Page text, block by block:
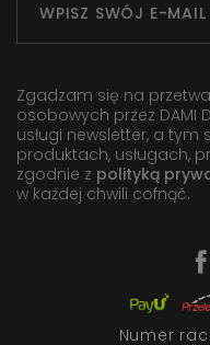
Zgadzam się na
osobowych przez DAMI
usługi newsletter, a
produktach, usługach,
zgodnie z polityką
w każdej chwili cofnąć.
Numer